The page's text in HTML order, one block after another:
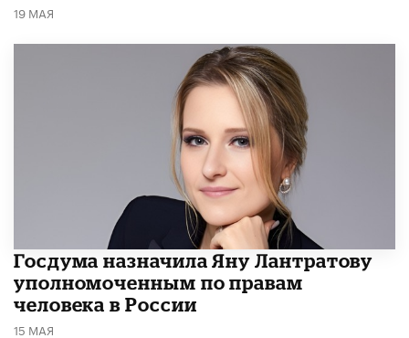
19 МАЯ
Госдума назначила Яну Лантратову
уполномоченным по правам
человека в России
15 МАЯ